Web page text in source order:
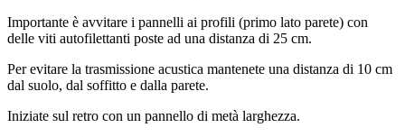
Importante è avvitare i pannelli ai profili (primo lato parete) con
delle viti autofilettanti poste ad una distanza di 25 cm.
Per evitare la trasmissione acustica mantenete una distanza di 10 cm
dal suolo, dal soffitto e dalla parete.
Iniziate sul retro con un pannello di metà larghezza.